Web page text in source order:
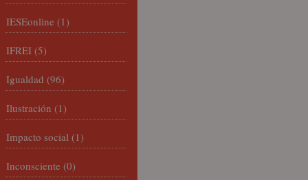
IESEonline (1)
IFREI (5)
Igualdad (96)
Ilustración (1)
Impacto social (1)
Inconsciente (0)